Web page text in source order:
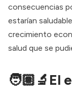
consecuencias
estarían
crecimiento
salud que se
🧑🏽‍🔬El